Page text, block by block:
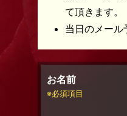
て頂きます。
当日のメール
お名前
必須項目